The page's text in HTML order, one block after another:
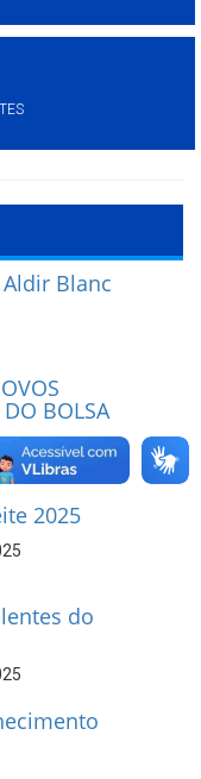
Blanc
BOLSA
2025
do